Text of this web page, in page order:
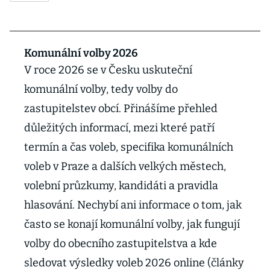
Komunální volby 2026
V roce 2026 se v Česku uskuteční
komunální volby, tedy volby do
zastupitelstev obcí. Přinášíme přehled
důležitých informací, mezi které patří
termín a čas voleb, specifika komunálních
voleb v Praze a dalších velkých městech,
volební průzkumy, kandidáti a pravidla
hlasování. Nechybí ani informace o tom, jak
často se konají komunální volby, jak fungují
volby do obecního zastupitelstva a kde
sledovat výsledky voleb 2026 online (články